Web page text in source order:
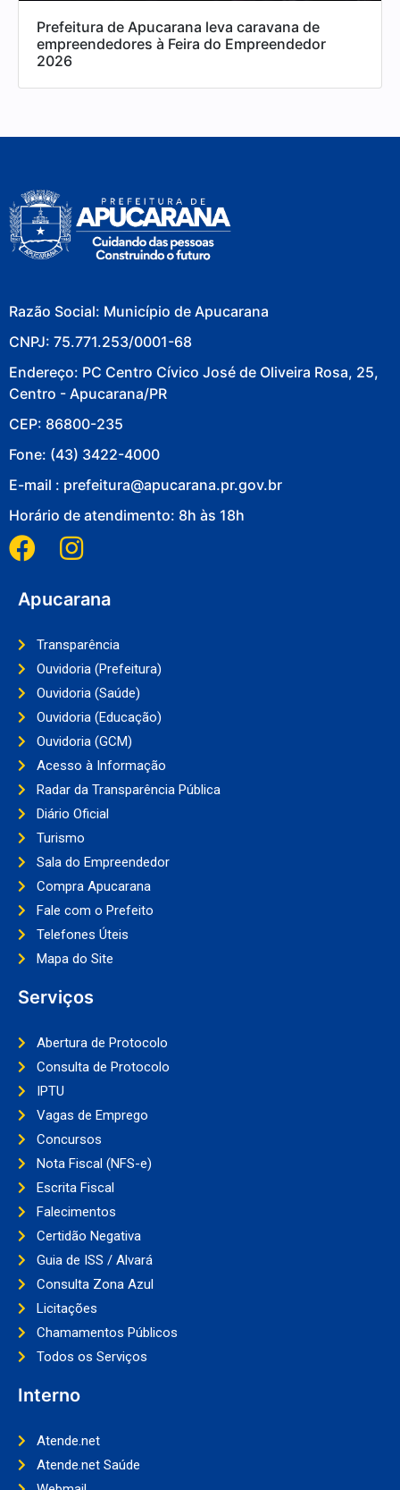
Prefeitura de Apucarana leva caravana de
empreendedores à Feira do Empreendedor
2026
Razão Social: Município de Apucarana
CNPJ: 75.771.253/0001-68
Endereço: PC Centro Cívico José de Oliveira Rosa, 25,
Centro - Apucarana/PR
CEP: 86800-235
Fone: (43) 3422-4000
E-mail : prefeitura@apucarana.pr.gov.br
Horário de atendimento: 8h às 18h
Apucarana
Transparência
Ouvidoria (Prefeitura)
Ouvidoria (Saúde)
Ouvidoria (Educação)
Ouvidoria (GCM)
Acesso à Informação
Radar da Transparência Pública
Diário Oficial
Turismo
Sala do Empreendedor
Compra Apucarana
Fale com o Prefeito
Telefones Úteis
Mapa do Site
Serviços
Abertura de Protocolo
Consulta de Protocolo
IPTU
Vagas de Emprego
Concursos
Nota Fiscal (NFS-e)
Escrita Fiscal
Falecimentos
Certidão Negativa
Guia de ISS / Alvará
Consulta Zona Azul
Licitações
Chamamentos Públicos
Todos os Serviços
Interno
Atende.net
Atende.net Saúde